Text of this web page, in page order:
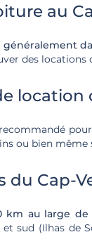
au
généralement
des locations
location
ou bien même
du Cap-
km au large
sud (Ilhas de